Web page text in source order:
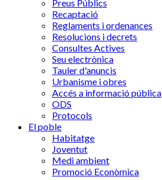
Preus Públics
Recaptació
Reglaments i ordenances
Resolucions i decrets
Consultes Actives
Seu electrònica
Tauler d'anuncis
Urbanisme i obres
Accés a informació pública
ODS
Protocols
El poble
Habitatge
Joventut
Medi ambient
Promoció Econòmica